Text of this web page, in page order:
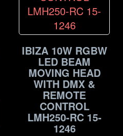
IBIZA 10W RGBW
LED BEAM
MOVING HEAD
WITH DMX &
REMOTE
CONTROL
LMH250-RC 15-
1246